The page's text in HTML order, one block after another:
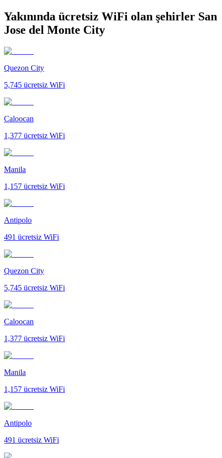
Yakınında ücretsiz WiFi olan şehirler San
Jose del Monte City
Quezon City
5,745 ücretsiz WiFi
Caloocan
1,377 ücretsiz WiFi
Manila
1,157 ücretsiz WiFi
Antipolo
491 ücretsiz WiFi
Quezon City
5,745 ücretsiz WiFi
Caloocan
1,377 ücretsiz WiFi
Manila
1,157 ücretsiz WiFi
Antipolo
491 ücretsiz WiFi